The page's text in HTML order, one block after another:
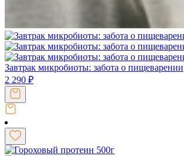
Завтрак микробиоты: забота о пищеварении
2 290 ₽